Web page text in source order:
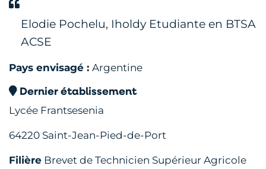
Elodie Pochelu, Iholdy Etudiante en BTSA
ACSE
Pays envisagé : Argentine
Dernier établissement
Lycée Frantsesenia
64220 Saint-Jean-Pied-de-Port
Filière Brevet de Technicien Supérieur Agricole